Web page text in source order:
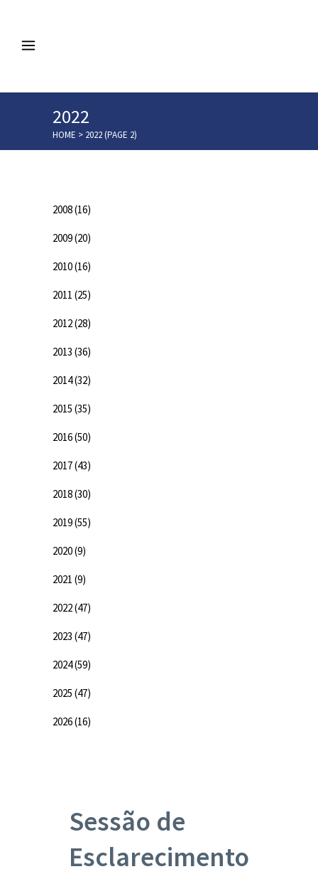
2022
HOME > 2022(PAGE 2)
2008(16)
2009(20)
2010(16)
2011 (25)
2012(28)
2013 (36)
2014(32)
2015 (35)
2016(50)
2017(43)
2018(30)
2019(55)
2020(9)
2021 (9)
2022(47)
2023 (47)
2024(59)
2025 (47)
2026(16)
Sessão de
Esclarecimento